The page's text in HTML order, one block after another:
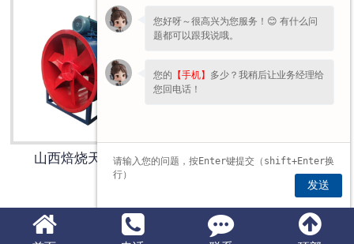
山西窑炉风机
山西造纸风机
山西炮筒风机
山西焙烧天车风机
您好呀～很高兴为您服务！😊 有什么问
题都可以跟我说哦。
您的 【手机】 多少？我稍后让业务经理给
您回电话！
发送